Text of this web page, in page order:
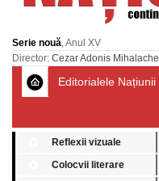
Serie nouă, Anul XV
Director: Cezar Adonis Mihalache
Editorialele Națiunii
Reflexii vizuale
Colocvii literare